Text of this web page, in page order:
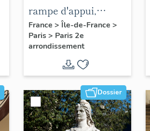
rampe d'appui,
escalier de la maison
à porte cochère (non
étudié)
France > Île-de-France >
Paris> Paris 2e
arrondissement
Dossier